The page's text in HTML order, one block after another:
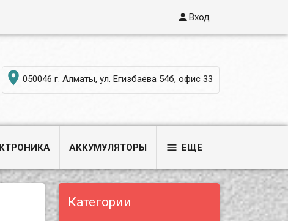
Вход
 050046 г. Алматы, ул. Егизбаева 54б, офис 33
АККУМУЛЯТОРЫ  ЕЩЕ
Категории